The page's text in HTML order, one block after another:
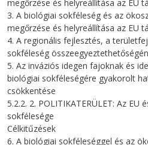
megőrzése és helyreállítása az EU
3. A biológiai sokféleség és az
megőrzése és helyreállítása az EU
4. A regionális fejlesztés, a
sokféleség
5. Az inváziós idegen fajoknak és
biológiai sokféleségére gyakorolt
csökkentése
5.2.2. 2. POLITIKATERÜLET: Az EU
sokfélesége
Célkitűzések
6. A biológiai sokféleséggel és az